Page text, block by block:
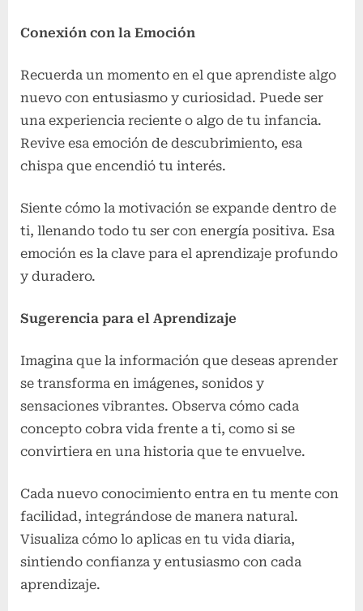
Conexión con la Emoción
Recuerda un momento en el que aprendiste algo
nuevo con entusiasmo y curiosidad. Puede ser
una experiencia reciente o algo de tu infancia.
Revive esa emoción de descubrimiento, esa
chispa que encendió tu interés.
Siente cómo la motivación se expande dentro de
ti, llenando todo tu ser con energía positiva. Esa
emoción es la clave para el aprendizaje profundo
y duradero.
Sugerencia para el Aprendizaje
Imagina que la información que deseas aprender
se transforma en imágenes, sonidos y
sensaciones vibrantes. Observa cómo cada
concepto cobra vida frente a ti, como si se
convirtiera en una historia que te envuelve.
Cada nuevo conocimiento entra en tu mente con
facilidad, integrándose de manera natural.
Visualiza cómo lo aplicas en tu vida diaria,
sintiendo confianza y entusiasmo con cada
aprendizaje.